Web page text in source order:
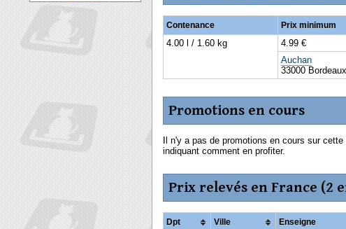
Contenance Prix minimum
4.00 l / 1.60 kg 4.99 €
Auchan
33000 Bordeaux
Promotions en cours
Il n'y a pas de promotions en cours sur
indiquant comment en profiter.
Prix relevés en France (2
Dpt Ville Enseigne